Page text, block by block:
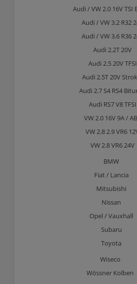
Audi / VW 2.0 16V TSI
Audi / VW 3.2 R32
Audi / VW 3.6 R36
Audi 2.2T 20V
Audi 2.5 20V TFSI
Audi 2.5T 20V
Audi 2.7 S4 RS4
Audi RS7 V8 TFSI
VW 2.0 16V 9A /
VW 2.8 2.9 VR6
VW 2.8 VR6 24V
BMW
Fiat / Lancia
Mitsubishi
Nissan
Opel / Vauxhall
Subaru
Toyota
Wiseco
Wössner Kolben